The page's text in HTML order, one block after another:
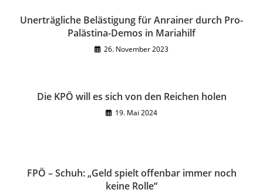
Unerträgliche Belästigung für Anrainer durch Pro-
Palästina-Demos in Mariahilf
26. November 2023
Die KPÖ will es sich von den Reichen holen
19. Mai 2024
FPÖ – Schuh: „Geld spielt offenbar immer noch
keine Rolle“